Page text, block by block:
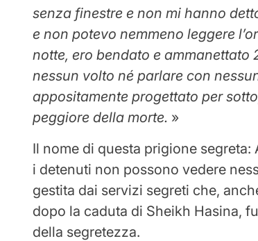
senza finestre e non mi hanno
e non potevo nemmeno leggere
notte, ero bendato e ammanettato
nessun volto né parlare con
appositamente progettato per
peggiore della morte. »
Il nome di questa prigione segreta:
i detenuti non possono vedere
gestita dai servizi segreti che,
dopo la caduta di Sheikh Hasina,
della segretezza.